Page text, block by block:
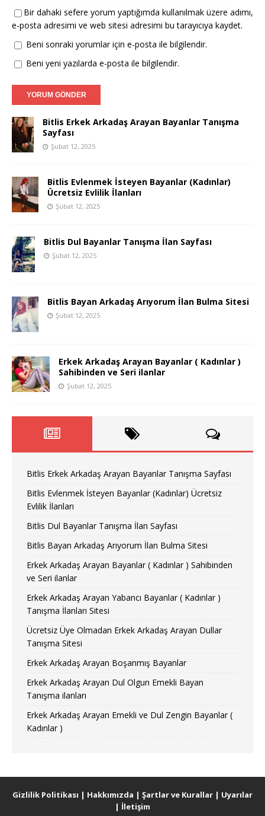
Bir dahaki sefere yorum yaptığımda kullanılmak üzere adımı,
e-posta adresimi ve web sitesi adresimi bu tarayıcıya kaydet.
Beni sonraki yorumlar için e-posta ile bilgilendir.
Beni yeni yazılarda e-posta ile bilgilendir.
Bitlis Erkek Arkadaş Arayan Bayanlar Tanışma
Sayfası
Şubat 12, 2025
Bitlis Evlenmek İsteyen Bayanlar (Kadınlar)
Ücretsiz Evlilik İlanları
Şubat 12, 2025
Bitlis Dul Bayanlar Tanışma İlan Sayfası
Şubat 12, 2025
Bitlis Bayan Arkadaş Arıyorum İlan Bulma Sitesi
Şubat 12, 2025
Erkek Arkadaş Arayan Bayanlar ( Kadınlar )
Sahibinden ve Seri ilanlar
Şubat 12, 2025
Bitlis Erkek Arkadaş Arayan Bayanlar Tanışma Sayfası
Bitlis Evlenmek İsteyen Bayanlar (Kadınlar) Ücretsiz
Evlilik İlanları
Bitlis Dul Bayanlar Tanışma İlan Sayfası
Bitlis Bayan Arkadaş Arıyorum İlan Bulma Sitesi
Erkek Arkadaş Arayan Bayanlar ( Kadınlar ) Sahibinden
ve Seri ilanlar
Erkek Arkadaş Arayan Yabancı Bayanlar ( Kadınlar )
Tanışma İlanları Sitesi
Ücretsiz Üye Olmadan Erkek Arkadaş Arayan Dullar
Tanışma Sitesi
Erkek Arkadaş Arayan Boşanmış Bayanlar
Erkek Arkadaş Arayan Dul Olgun Emekli Bayan
Tanışma ilanları
Erkek Arkadaş Arayan Emekli ve Dul Zengin Bayanlar (
Kadınlar )
Gizlilik Politikası | Hakkımızda | Şartlar ve Kurallar | Uyarılar
| İletişim